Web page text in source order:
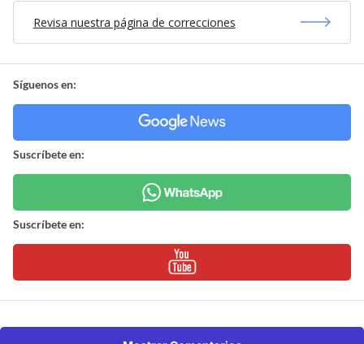
Revisa nuestra página de correcciones
Síguenos en:
Suscríbete en:
Suscríbete en: